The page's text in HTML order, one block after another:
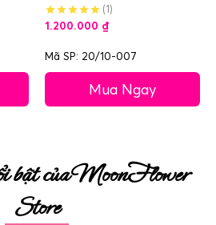
(1)
1.200.000 ₫
Mã SP: 20/10-007
Mua Ngay
bật của MoonFlower
Store